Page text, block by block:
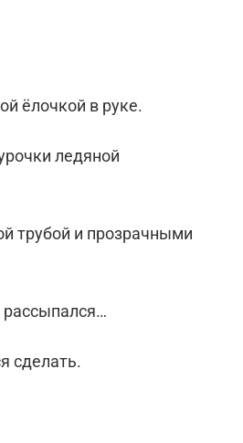
ёлочкой в руке.
ледяной
трубой и прозрачными
рассыпался…
сделать.